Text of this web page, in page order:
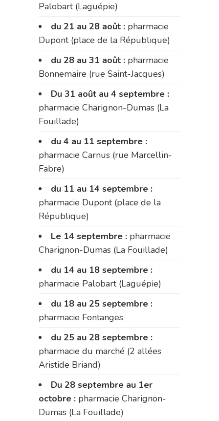
Palobart (Laguépie)
du 21 au 28 août : pharmacie
Dupont (place de la République)
du 28 au 31 août : pharmacie
Bonnemaire (rue Saint-Jacques)
Du 31 août au 4 septembre :
pharmacie Charignon-Dumas (La
Fouillade)
du 4 au 11 septembre :
pharmacie Carnus (rue Marcellin-
Fabre)
du 11 au 14 septembre :
pharmacie Dupont (place de la
République)
Le 14 septembre : pharmacie
Charignon-Dumas (La Fouillade)
du 14 au 18 septembre :
pharmacie Palobart (Laguépie)
du 18 au 25 septembre :
pharmacie Fontanges
du 25 au 28 septembre :
pharmacie du marché (2 allées
Aristide Briand)
Du 28 septembre au 1er
octobre : pharmacie Charignon-
Dumas (La Fouillade)